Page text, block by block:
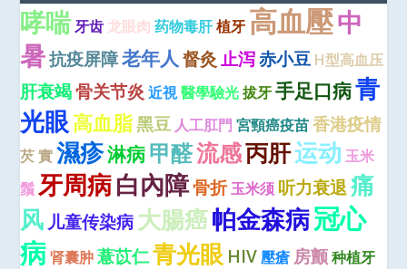
哮喘牙齿 龙眼肉 药物毒肝植牙 高血壓中
暑抗疫屏障老年人 督灸 止泻赤小豆 H型高血压
肝衰竭骨关节炎 近視醫學驗光 拔牙 手足口病青
光眼高血脂黑豆 人工肛門 宮頸癌疫苗 香港疫情
芡 實 濕疹淋病甲醛流感丙肝运动 玉米
鬚 牙周病白內障骨折玉米须 听力衰退痛
风 儿童传染病 大腸癌帕金森病冠心
病 肾囊肿 薏苡仁青光眼 HIV 壓瘡 房颤 种植牙